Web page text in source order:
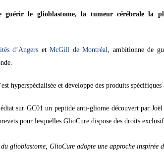
le glioblastome, la tumeur cérébrale la
d’Angers etMcGill de Montréal
, ambitionne de
hyperspécialisée et développe des produits spécifiques
sur GC01 un peptide anti-gliome découvert par
pour lesquelles GlioCure dispose des droits
glioblastome, GlioCure adopte une approche inspirée